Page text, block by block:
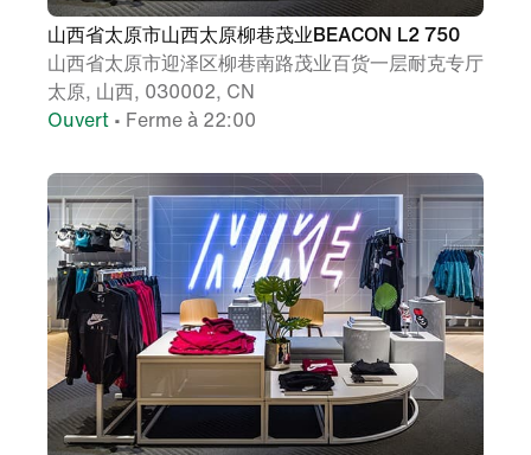
山西省太原市山西太原柳巷茂业BEACON L2 750
山西省太原市迎泽区柳巷南路茂业百货一层耐克专厅
太原, 山西, 030002, CN
Ouvert • Ferme à 22:00